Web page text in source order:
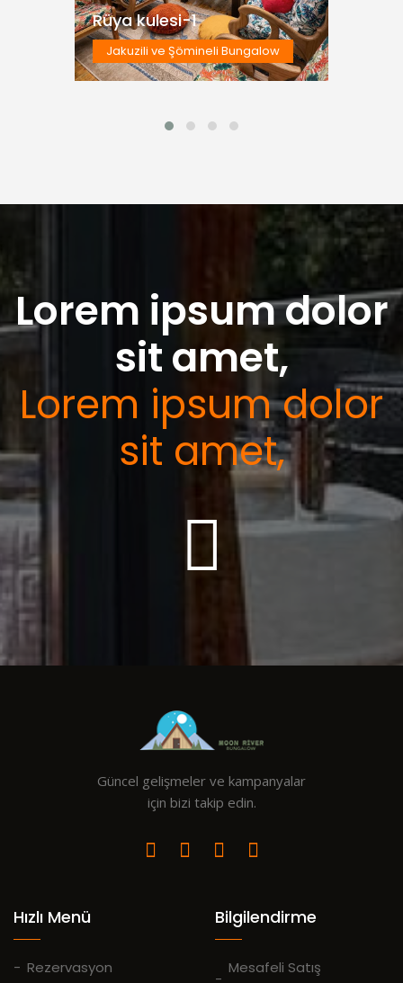
Rüya kulesi-1
Jakuzili ve Şömineli Bungalow
İNCELE
Lorem ipsum dolor
sit amet,
Lorem ipsum dolor
sit amet,
Güncel gelişmeler ve kampanyalar
için bizi takip edin.
Hızlı Menü
Rezervasyon
Bilgilendirme
Mesafeli Satış